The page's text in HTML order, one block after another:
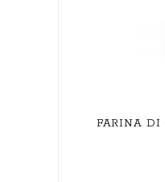
FARINA DI